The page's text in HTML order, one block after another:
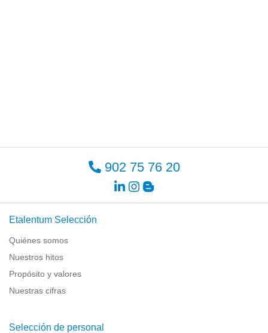
902 75 76 20
Etalentum Selección
Quiénes somos
Nuestros hitos
Propósito y valores
Nuestras cifras
Selección de personal